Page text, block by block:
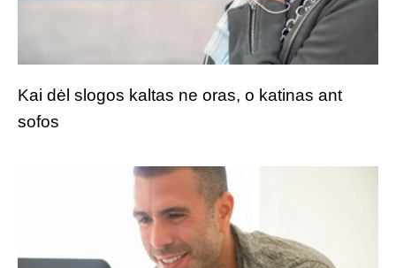
Kai dėl slogos kaltas ne oras, o katinas ant
sofos